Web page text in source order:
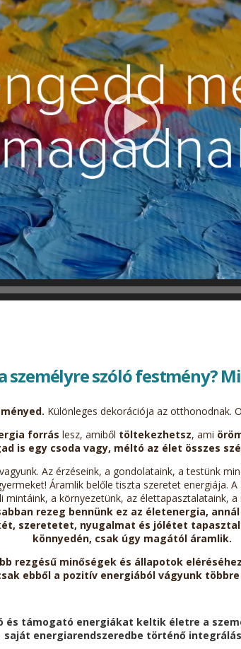
személyre szóló festmény?
Különleges dekorációja az otthonodnak.
forrás lesz, amiből töltekezhetsz, ami
is egy csoda vagy, méltó az élet összes
Az érzéseink, a gondolataink, a testünk
Áramlik belőle tiszta szeretet energiája.
a környezetünk, az élettapasztalataink,
rezeg bennünk ez az életenergia,
szeretetet, nyugalmat és jólétet
könnyedén, csak úgy magától áramlik.
rezgésű minőségek és állapotok
ebből a pozitív energiából vágyunk többre
és támogató energiákat keltik életre a
saját energiarendszeredbe történő